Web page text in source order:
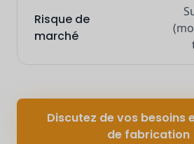
Risque de
marché
Discutez de vos besoins
de fabrication